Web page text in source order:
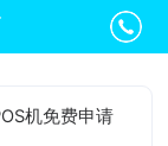
机免费申请